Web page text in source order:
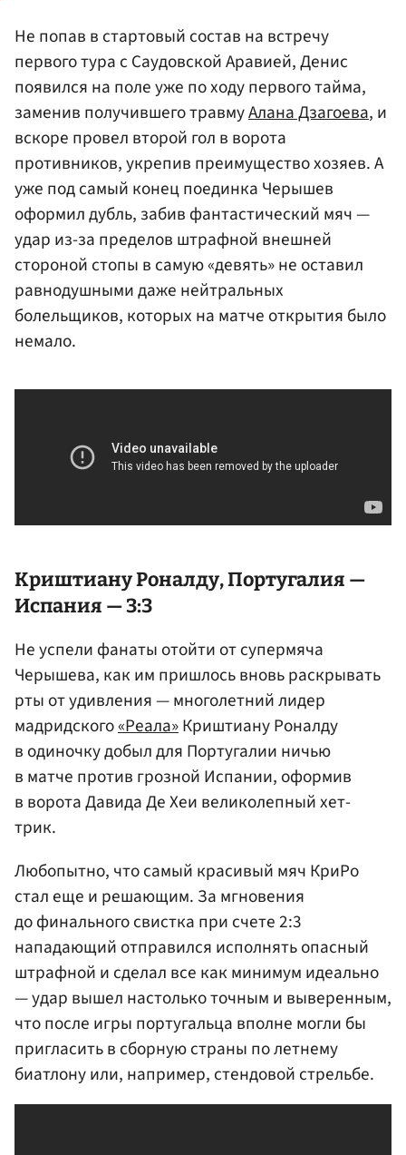
Не попав в стартовый состав на встречу
первого тура с Саудовской Аравией, Денис
появился на поле уже по ходу первого тайма,
заменив получившего травмуАлана Дзагоева, и
вскоре провел второй гол в ворота
противников, укрепив преимущество хозяев. А
уже под самый конец поединка Черышев
оформил дубль, забив фантастический мяч —
удар из-за пределов штрафной внешней
стороной стопы в самую «девять» не оставил
равнодушными даже нейтральных
болельщиков, которых на матче открытия было
немало.
Криштиану Роналду, Португалия —
Испания — 3:3
Не успели фанаты отойти от супермяча
Черышева, как им пришлось вновь раскрывать
рты от удивления — многолетний лидер
мадридского«Реала»Криштиану Роналду
в одиночку добыл для Португалии ничью
в матче против грозной Испании, оформив
в ворота Давида Де Хеи великолепный хет-
трик.
Любопытно, что самый красивый мяч КриРо
стал еще и решающим. За мгновения
до финального свистка при счете 2:3
нападающий отправился исполнять опасный
штрафной и сделал все как минимум идеально
— удар вышел настолько точным и выверенным,
что после игры португальца вполне могли бы
пригласить в сборную страны по летнему
биатлону или, например, стендовой стрельбе.